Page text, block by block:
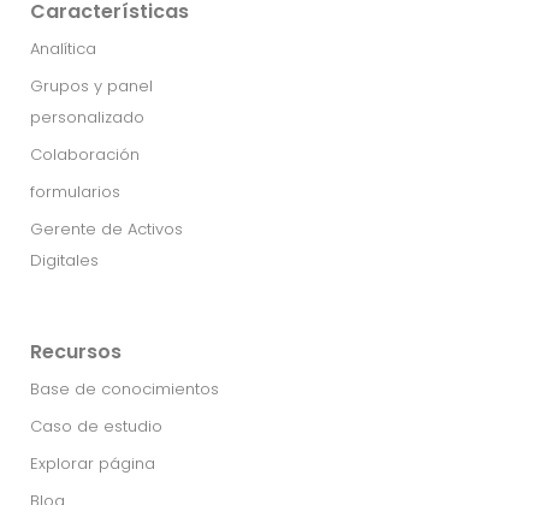
Características
Analítica
Grupos y panel
personalizado
Colaboración
formularios
Gerente de Activos
Digitales
Recursos
Base de conocimientos
Caso de estudio
Explorar página